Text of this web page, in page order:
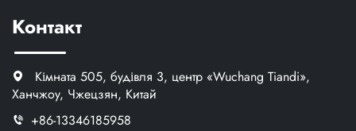
Контакт
Кімната 505, будівля 3, центр «Wuchang Tiandi»,
Ханчжоу, Чжецзян, Китай
+86-13346185958